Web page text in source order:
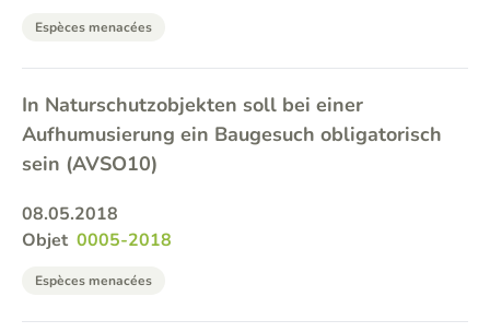
Espèces menacées
In Naturschutzobjekten soll bei einer
Aufhumusierung ein Baugesuch obligatorisch
sein (AVSO10)
08.05.2018
Objet 0005-2018
Espèces menacées